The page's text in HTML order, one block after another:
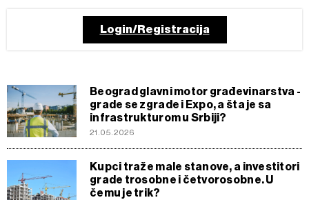
Login/Registracija
Beograd glavni motor građevinarstva -
grade se zgrade i Expo, a šta je sa
infrastrukturom u Srbiji?
21.05.2026
Kupci traže male stanove, a investitori
grade trosobne i četvorosobne. U
čemu je trik?